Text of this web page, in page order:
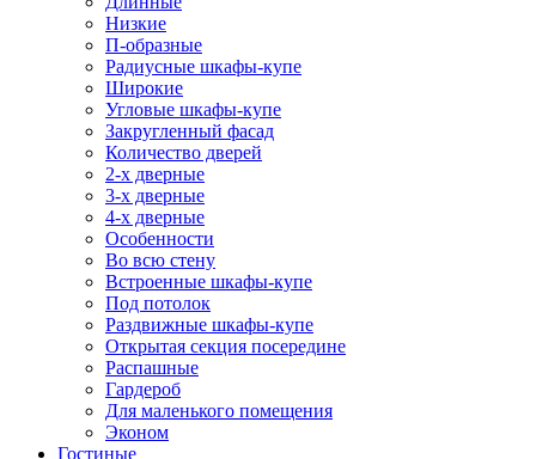
Низкие
П-образные
Радиусные шкафы-купе
Широкие
Угловые шкафы-купе
Закругленный фасад
Количество дверей
2-х дверные
3-х дверные
4-х дверные
Особенности
Во всю стену
Встроенные шкафы-купе
Под потолок
Раздвижные шкафы-купе
Открытая секция посередине
Распашные
Гардероб
Для маленького помещения
Эконом
Гостиные